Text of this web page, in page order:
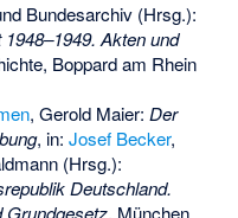
Bundesarchiv (Hrsg.):
Akten und
Boppard am Rhein
, Gerold Maier:Der
, in:Josef Becker,
(Hrsg.):
Deutschland.
Grundgesetz, München